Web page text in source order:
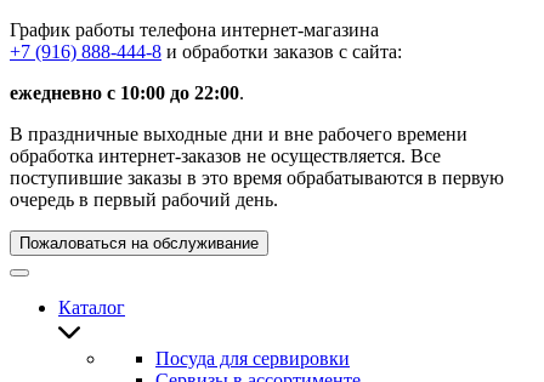
График работы телефона интернет-магазина
+7 (916) 888-444-8 и обработки заказов с сайта:
ежедневно с 10:00 до 22:00.
В праздничные выходные дни и вне рабочего времени
обработка интернет-заказов не осуществляется. Все
поступившие заказы в это время обрабатываются в первую
очередь в первый рабочий день.
Пожаловаться на обслуживание
Каталог
Посуда для сервировки